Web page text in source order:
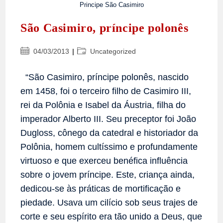
Principe São Casimiro
São Casimiro, príncipe polonês
Post04/03/2013
Categoria
Uncategorized
“São Casimiro, príncipe polonês, nascido
em 1458, foi o terceiro filho de Casimiro III,
rei da Polônia e Isabel da Áustria, filha do
imperador Alberto III. Seu preceptor foi João
Dugloss, cônego da catedral e historiador da
Polônia, homem cultíssimo e profundamente
virtuoso e que exerceu benéfica influência
sobre o jovem príncipe. Este, criança ainda,
dedicou-se às práticas de mortificação e
piedade. Usava um cilício sob seus trajes de
corte e seu espírito era tão unido a Deus, que